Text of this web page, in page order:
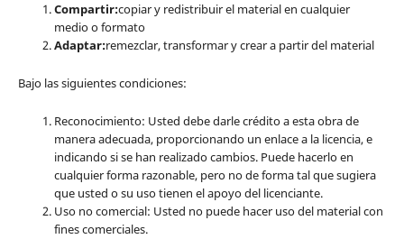
Compartir:copiar y redistribuir el material en cualquier
medio o formato
Adaptar:remezclar, transformar y crear a partir del material
Bajo las siguientes condiciones:
Reconocimiento: Usted debe darle crédito a esta obra de
manera adecuada, proporcionando un enlace a la licencia, e
indicando si se han realizado cambios. Puede hacerlo en
cualquier forma razonable, pero no de forma tal que sugiera
que usted o su uso tienen el apoyo del licenciante.
Uso no comercial: Usted no puede hacer uso del material con
fines comerciales.